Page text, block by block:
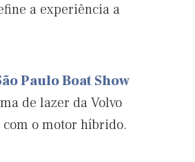
a experiência a
Paulo Boat Show
de lazer da Volvo
com o motor híbrido.